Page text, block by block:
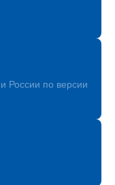
России по версии